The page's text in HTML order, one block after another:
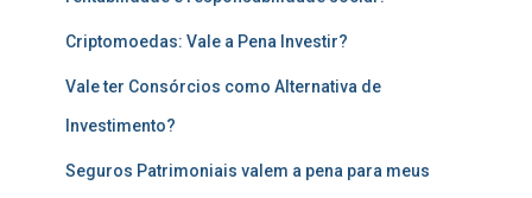
Criptomoedas: Vale a Pena Investir?
Vale ter Consórcios como Alternativa de
Investimento?
Seguros Patrimoniais valem a pena para meus